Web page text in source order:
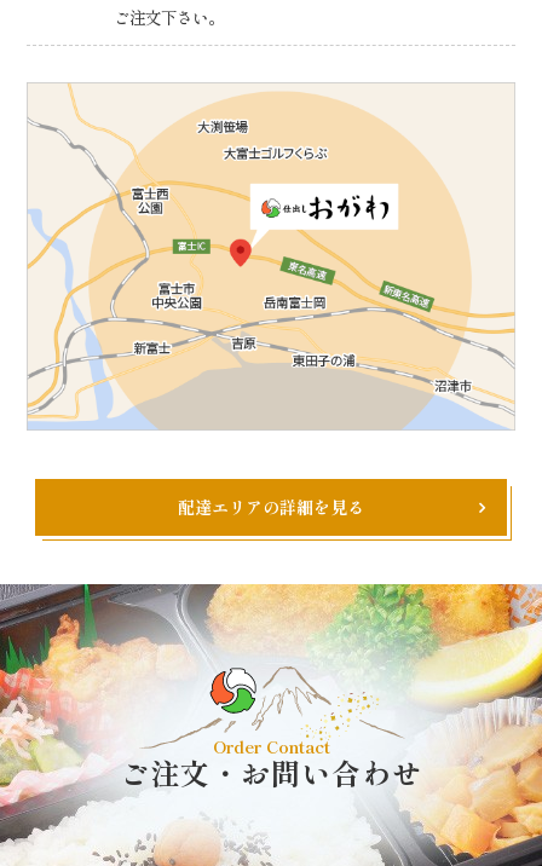
ご注文下さい。
配達エリアの詳細を見る
Order Contact
ご注文・お問い合わせ